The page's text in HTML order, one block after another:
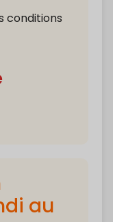
conditions
au